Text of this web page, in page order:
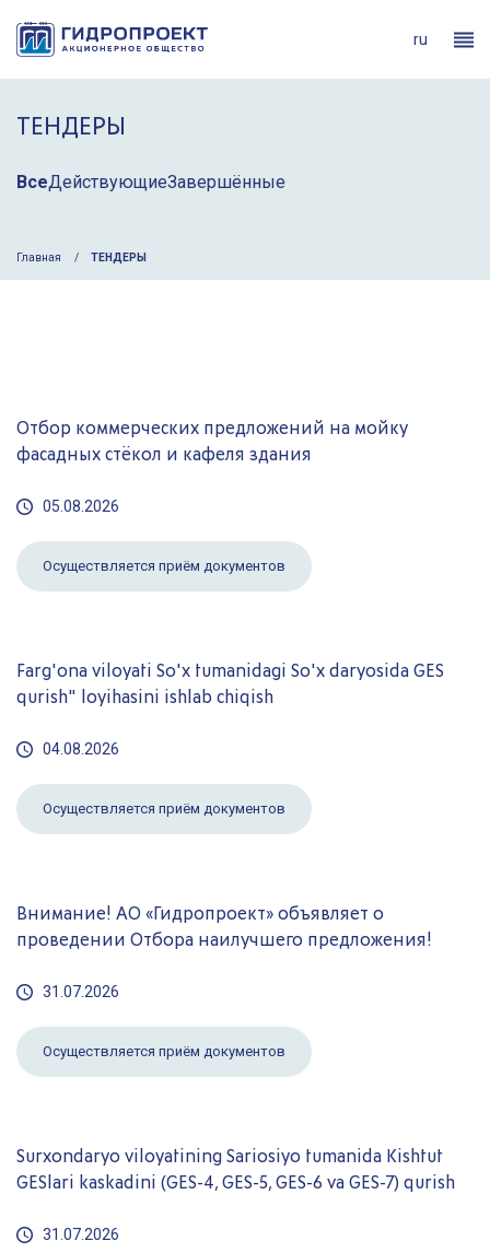
ru
ТЕНДЕРЫ
ВсеДействующиеЗавершённые
Главная ТЕНДЕРЫ
Отбор коммерческих предложений на мойку
фасадных стёкол и кафеля здания
05.08.2026
Осуществляется приём документов
Farg'ona viloyati So'x tumanidagi So'x daryosida GES
qurish" loyihasini ishlab chiqish
04.08.2026
Осуществляется приём документов
Внимание! AО «Гидропроект» объявляет о
проведении Отбора наилучшего предложения!
31.07.2026
Осуществляется приём документов
Surxondaryo viloyatining Sariosiyo tumanida Kishtut
GESlari kaskadini (GES-4, GES-5, GES-6 va GES-7) qurish
31.07.2026